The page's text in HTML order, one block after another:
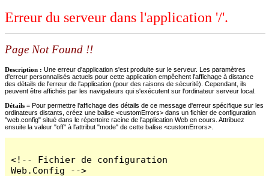
Erreur du serveur dans l'application '/'.
Page Not Found !!
Description : Une erreur d'application s'est produite sur le serveur. Les paramètres
d'erreur personnalisés actuels pour cette application empêchent l'affichage à distance
des détails de l'erreur de l'application (pour des raisons de sécurité). Cependant, ils
peuvent être affichés par les navigateurs qui s'exécutent sur l'ordinateur serveur local.
Détails = Pour permettre l'affichage des détails de ce message d'erreur spécifique sur les
ordinateurs distants, créez une balise <customErrors> dans un fichier de configuration
"web.config" situé dans le répertoire racine de l'application Web en cours. Attribuez
ensuite la valeur "off" à l'attribut "mode" de cette balise <customErrors>.
<!-- Fichier de configuration
Web.Config -->